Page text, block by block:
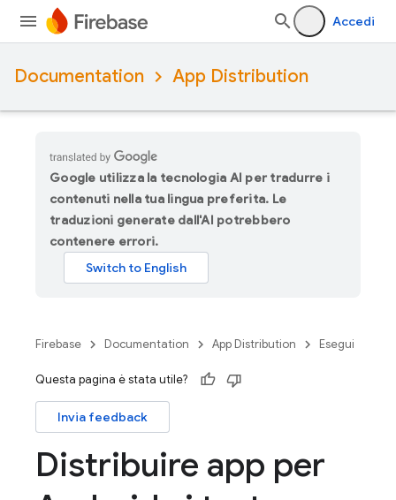
Accedi
Documentation App Distribution
Google utilizza la tecnologia AI per tradurre i
contenuti nella tua lingua preferita. Le
traduzioni generate dall'AI potrebbero
contenere errori.
Firebase Documentation App Distribution Esegui
Questa pagina è stata utile?
Invia feedback
Distribuire app per